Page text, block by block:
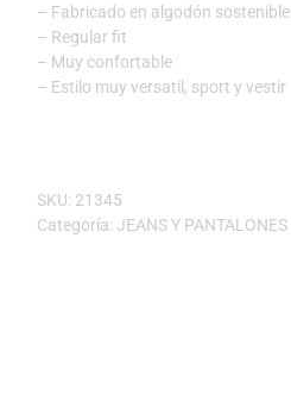
– Fabricado en algodón sostenible
– Regular fit
– Muy confortable
– Estilo muy versatil, sport y vestir
SKU: 21345
Categoría: JEANS Y PANTALONES